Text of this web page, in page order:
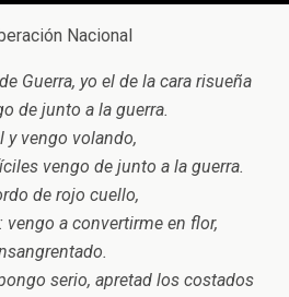
Nacional
Guerra, yo el de la cara risueña
de junto a la guerra.
y vengo volando,
vengo de junto a la guerra.
de rojo cuello,
vengo a convertirme en flor,
serio, apretad los costados